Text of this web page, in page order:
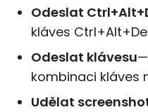
Odeslat
kláves
Odeslat klávesu
kombinaci kláves
Udělat